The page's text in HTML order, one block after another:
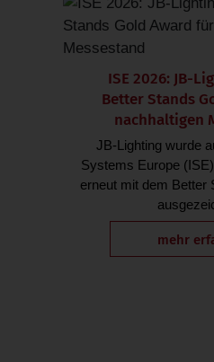
ISE 2026: JB-
Better Stands
nachhaltigen
JB-Lighting wurde
Systems Europe
erneut mit dem Better
mehr